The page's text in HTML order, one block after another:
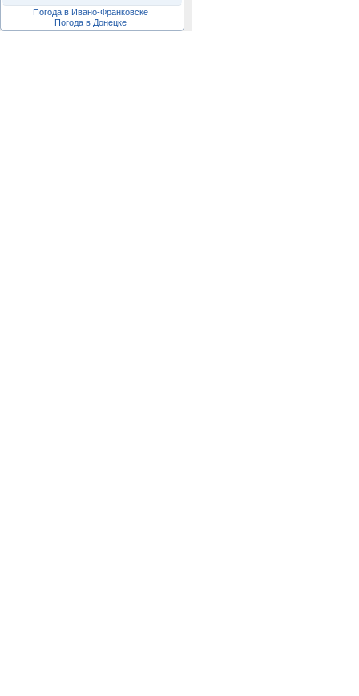
Погода в Ивано-Франковске
Погода в Донецке